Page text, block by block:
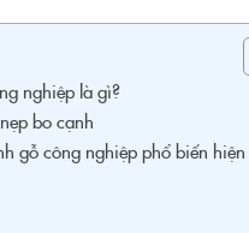
nghiệp là gì?
bo cạnh
gỗ công nghiệp phổ biến